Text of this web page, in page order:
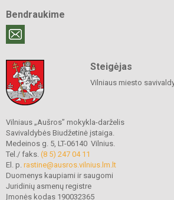
Bendraukime
Steigėjas
Vilniaus miesto
Vilniaus „Aušros” mokykla-darželis
Savivaldybės Biudžetinė įstaiga.
Medeinos g. 5, LT-06140 Vilnius.
Tel./ faks. (8 5) 247 04 11
El. p. rastine@ausros.vilnius.lm.lt
Duomenys kaupiami ir saugomi
Juridinių asmenų registre
Įmonės kodas 190032365